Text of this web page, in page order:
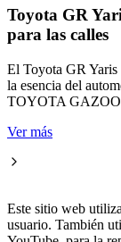
Toyota GR
para las calles
El Toyota GR Yaris
la esencia del
TOYOTA GAZOO
Ver más
Este sitio web
usuario. También